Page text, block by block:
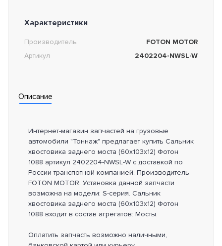
Характеристики
Производитель
FOTON MOTOR
Артикул
2402204-NWSL-W
Описание
Интернет-магазин запчастей на грузовые
автомобили "Тоннаж" предлагает купить Сальник
хвостовика заднего моста (60х103х12) Фотон
1088 артикул 2402204-NWSL-W с доставкой по
России транспотной компанией. Производитель
FOTON MOTOR. Установка данной запчасти
возможна на модели: S-серия. Сальник
хвостовика заднего моста (60х103х12) Фотон
1088 входит в состав агрегатов: Мосты.
Оплатить запчасть возможно наличными,